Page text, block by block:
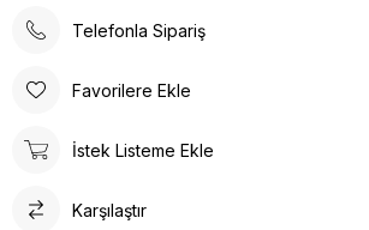
Bonenin iç kısmında yer alan pamuklu özel
dayanıklıdır; solma çekme yapmaz. Ayrıca,
Doktor Bone ile şıklık, konfor ve
Tesettür boneler cerrahi bonelere oranla
Telefonla Sipariş
Favorilere Ekle
İstek Listeme Ekle
Karşılaştır